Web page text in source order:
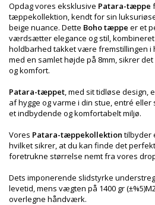
Opdag vores eksklusive Patara-tæppe
tæppekollektion, kendt for sin
beige nuance. Dette Boho tæppe er et
værdsætter elegance og stil,
holdbarhed takket være fremstillingen i
med en samlet højde på 8mm, sikrer
og komfort.
Patara-tæppet, med sit tidløse design,
af hygge og varme i din stue, entré
et indbydende og komfortabelt miljø.
Vores Patara-tæppekollektion tilbyder
hvilket sikrer, at du kan finde det
foretrukne størrelse nemt fra vores
Dets imponerende slidstyrke
levetid, mens vægten på 1400 gr
overlegne håndværk.